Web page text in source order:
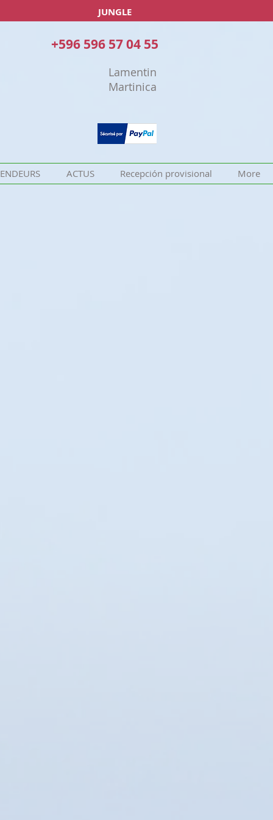
JUNGLE
Lamentin
Martinica
+596 596 57 04 55
ACTUS Recepción provisional More